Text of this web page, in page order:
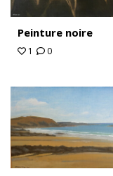
Peinture noire
1 0